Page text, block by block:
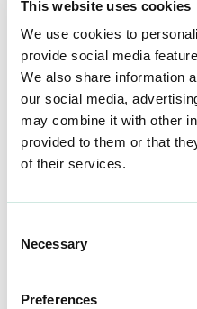
This website uses cookies
We use cookies to
provide social media
We also share information
our social media,
may combine it with other
provided to them or that
of their services.
Selection
Necessary
Preferences
4
70
0 €
2 228
€
4
80
0 €
2 247
€
4
0 €